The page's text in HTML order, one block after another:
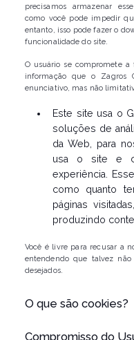
precisamos armazenar
como você pode impedir
entanto, isso pode fazer o
funcionalidade do site.
O usuário se compromete a
informação que o Zagros
enunciativo, mas não
Este site usa o
soluções de
da Web, para
usa o site e
experiência.
como quanto
páginas
produzindo
Você é livre para recusar a
entendendo que talvez não
desejados.
O que são cookies?
Compromisso do